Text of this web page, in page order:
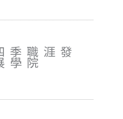
季職涯發
學院